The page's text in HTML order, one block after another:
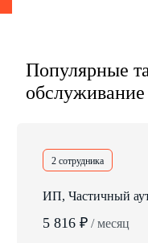
Популярные
обслуживание
2 сотрудника
ИП, Частичный
5 816 ₽ / месяц